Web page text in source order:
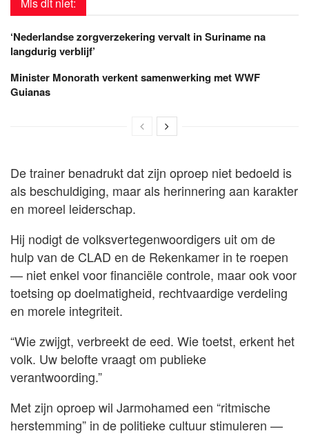
Mis dit niet:
‘Nederlandse zorgverzekering vervalt in Suriname na
langdurig verblijf’
Minister Monorath verkent samenwerking met WWF
Guianas
De trainer benadrukt dat zijn oproep niet bedoeld is
als beschuldiging, maar als herinnering aan karakter
en moreel leiderschap.
Hij nodigt de volksvertegenwoordigers uit om de
hulp van de CLAD en de Rekenkamer in te roepen
— niet enkel voor financiële controle, maar ook voor
toetsing op doelmatigheid, rechtvaardige verdeling
en morele integriteit.
“Wie zwijgt, verbreekt de eed. Wie toetst, erkent het
volk. Uw belofte vraagt om publieke
verantwoording.”
Met zijn oproep wil Jarmohamed een “ritmische
herstemming” in de politieke cultuur stimuleren —